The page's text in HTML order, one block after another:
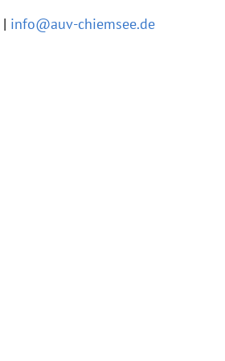
| info@auv-chiemsee.de